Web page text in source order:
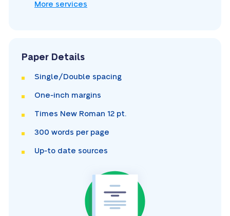
More services
Paper Details
Single/Double spacing
One-inch margins
Times New Roman 12 pt.
300 words per page
Up-to date sources